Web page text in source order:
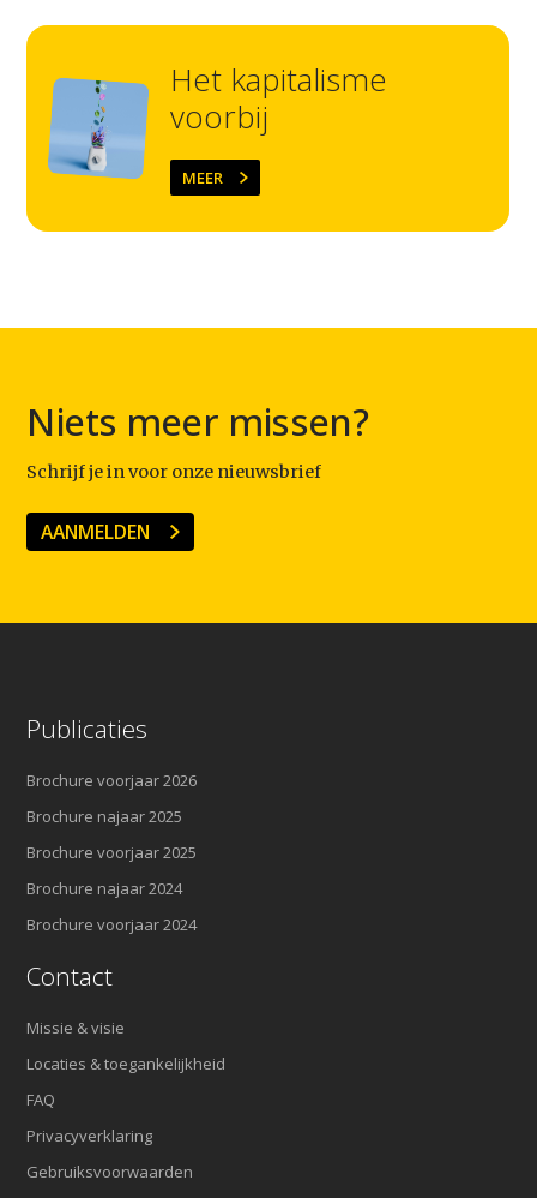
Het kapitalisme
voorbij
MEER
Niets meer missen?
Schrijf je in voor onze nieuwsbrief
AANMELDEN
Publicaties
Brochure voorjaar 2026
Brochure najaar 2025
Brochure voorjaar 2025
Brochure najaar 2024
Brochure voorjaar 2024
Contact
Missie & visie
Locaties & toegankelijkheid
FAQ
Privacyverklaring
Gebruiksvoorwaarden